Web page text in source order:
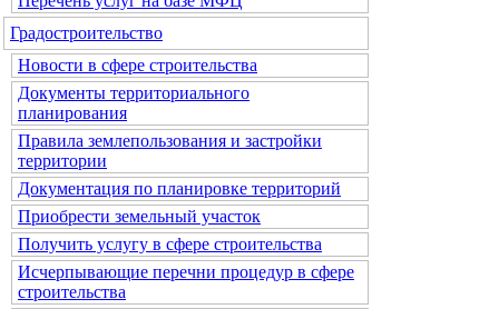
Градостроительство
Новости в сфере строительства
Документы территориального
планирования
Правила землепользования и застройки
территории
Документация по планировке территорий
Приобрести земельный участок
Получить услугу в сфере строительства
Исчерпывающие перечни процедур в сфере
строительства